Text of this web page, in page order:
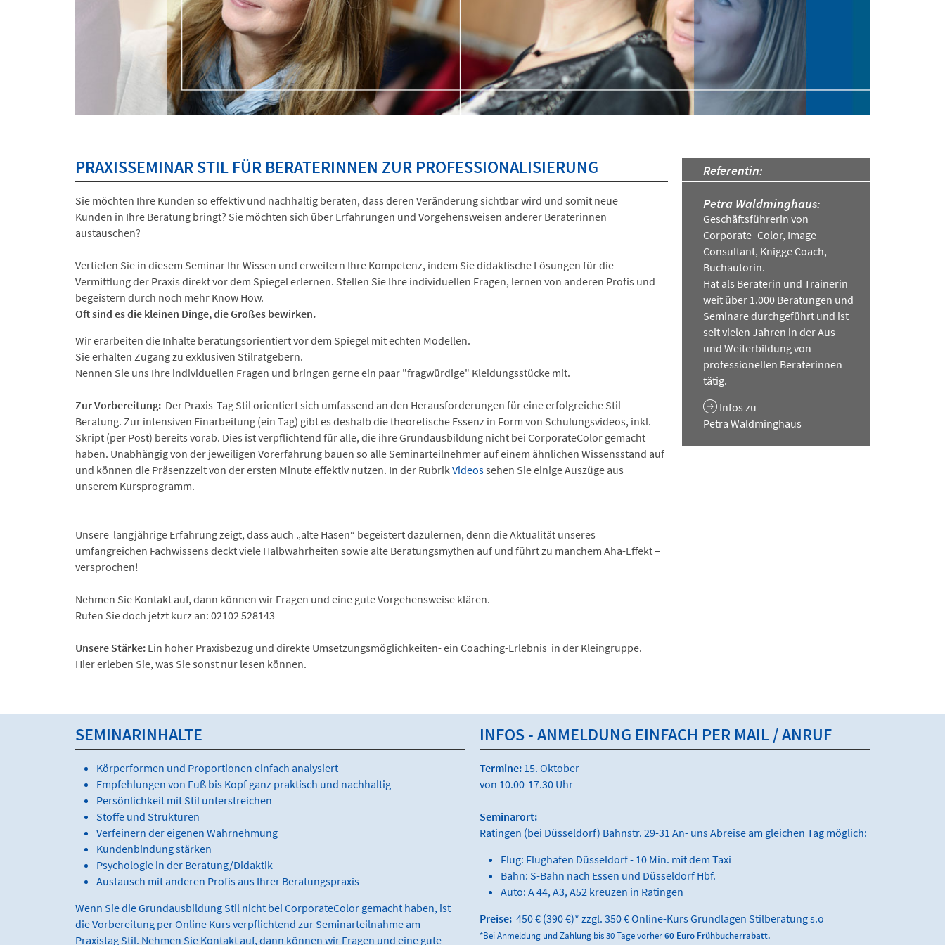
PRAXISSEMINAR STIL FÜR BERATERINNEN ZUR PROFESSIONALISIERUNG
Sie möchten Ihre Kunden so effektiv und nachhaltig beraten, dass deren Veränderung sichtbar wird und somit neue
Kunden in Ihre Beratung bringt? Sie möchten sich über Erfahrungen und Vorgehensweisen anderer Beraterinnen
austauschen?
Vertiefen Sie in diesem Seminar Ihr Wissen und erweitern Ihre Kompetenz, indem Sie didaktische Lösungen für die
Vermittlung der Praxis direkt vor dem Spiegel erlernen. Stellen Sie Ihre individuellen Fragen, lernen von anderen Profis und
begeistern durch noch mehr Know How.
Oft sind es die kleinen Dinge, die Großes bewirken.
Wir erarbeiten die Inhalte beratungsorientiert vor dem Spiegel mit echten Modellen.
Sie erhalten Zugang zu exklusiven Stilratgebern.
Nennen Sie uns Ihre individuellen Fragen und bringen gerne ein paar "fragwürdige" Kleidungsstücke mit.
Zur Vorbereitung: Der Praxis-Tag Stil orientiert sich umfassend an den Herausforderungen für eine erfolgreiche Stil-
Beratung. Zur intensiven Einarbeitung (ein Tag) gibt es deshalb die theoretische Essenz in Form von Schulungsvideos, inkl.
Skript (per Post) bereits vorab. Dies ist verpflichtend für alle, die ihre Grundausbildung nicht bei CorporateColor gemacht
haben. Unabhängig von der jeweiligen Vorerfahrung bauen so alle Seminarteilnehmer auf einem ähnlichen Wissensstand auf
und können die Präsenzzeit von der ersten Minute effektiv nutzen. In der RubrikVideossehen Sie einige Auszüge aus
unserem Kursprogramm.
Unsere langjährige Erfahrung zeigt, dass auch „alte Hasen“ begeistert dazulernen, denn die Aktualität unseres
umfangreichen Fachwissens deckt viele Halbwahrheiten sowie alte Beratungsmythen auf und führt zu manchem Aha-Effekt –
versprochen!
Nehmen Sie Kontakt auf, dann können wir Fragen und eine gute Vorgehensweise klären.
Rufen Sie doch jetzt kurz an: 02102 528143
Unsere Stärke: Ein hoher Praxisbezug und direkte Umsetzungsmöglichkeiten- ein Coaching-Erlebnis in der Kleingruppe.
Hier erleben Sie, was Sie sonst nur lesen können.
Referentin:
Petra Waldminghaus:
Geschäftsführerin von
Corporate- Color, Image
Consultant, Knigge Coach,
Buchautorin.
Hat als Beraterin und Trainerin
weit über 1.000 Beratungen und
Seminare durchgeführt und ist
seit vielen Jahren in der Aus-
und Weiterbildung von
professionellen Beraterinnen
tätig.
Infos zu
Petra Waldminghaus
SEMINARINHALTE
Körperformen und Proportionen einfach analysiert
Empfehlungen von Fuß bis Kopf ganz praktisch und nachhaltig
Persönlichkeit mit Stil unterstreichen
Stoffe und Strukturen
Verfeinern der eigenen Wahrnehmung
Kundenbindung stärken
Psychologie in der Beratung/Didaktik
Austausch mit anderen Profis aus Ihrer Beratungspraxis
Wenn Sie die Grundausbildung Stil nicht bei CorporateColor gemacht haben, ist
die Vorbereitung per Online Kurs verpflichtend zur Seminarteilnahme am
Praxistag Stil. Nehmen Sie Kontakt auf, dann können wir Fragen und eine gute
INFOS - ANMELDUNG EINFACH PER MAIL / ANRUF
Termine: 15. Oktober
von 10.00-17.30 Uhr
Seminarort:
Ratingen (bei Düsseldorf) Bahnstr. 29-31 An- uns Abreise am gleichen Tag möglich:
Flug: Flughafen Düsseldorf - 10 Min. mit dem Taxi
Bahn: S-Bahn nach Essen und Düsseldorf Hbf.
Auto: A 44, A3, A52 kreuzen in Ratingen
Preise: 450 € (390 €)* zzgl. 350 € Online-Kurs Grundlagen Stilberatung s.o
*Bei Anmeldung und Zahlung bis 30 Tage vorher60 Euro Frühbucherrabatt.